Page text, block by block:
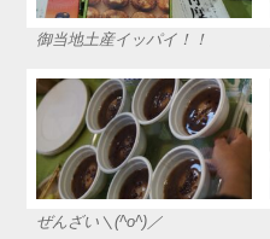
御当地土産イッパイ！！
ぜんざい＼(^o^)／